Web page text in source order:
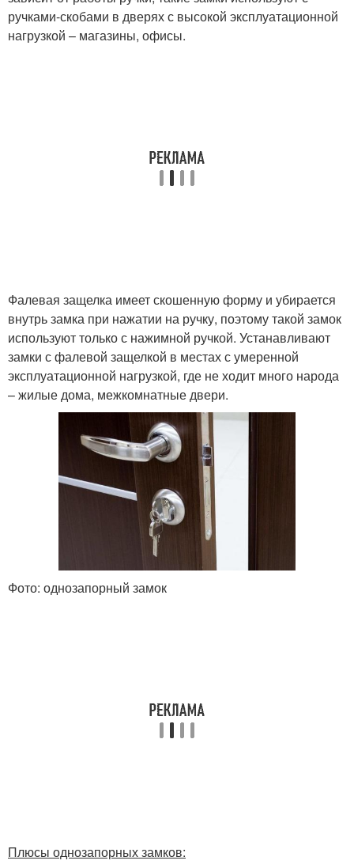
ручками-скобами в дверях с высокой эксплуатационной
нагрузкой – магазины, офисы.
Фалевая защелка имеет скошенную форму и убирается
внутрь замка при нажатии на ручку, поэтому такой замок
используют только с нажимной ручкой. Устанавливают
замки с фалевой защелкой в местах с умеренной
эксплуатационной нагрузкой, где не ходит много народа
– жилые дома, межкомнатные двери.
Фото: однозапорный замок
Плюсы однозапорных замков: